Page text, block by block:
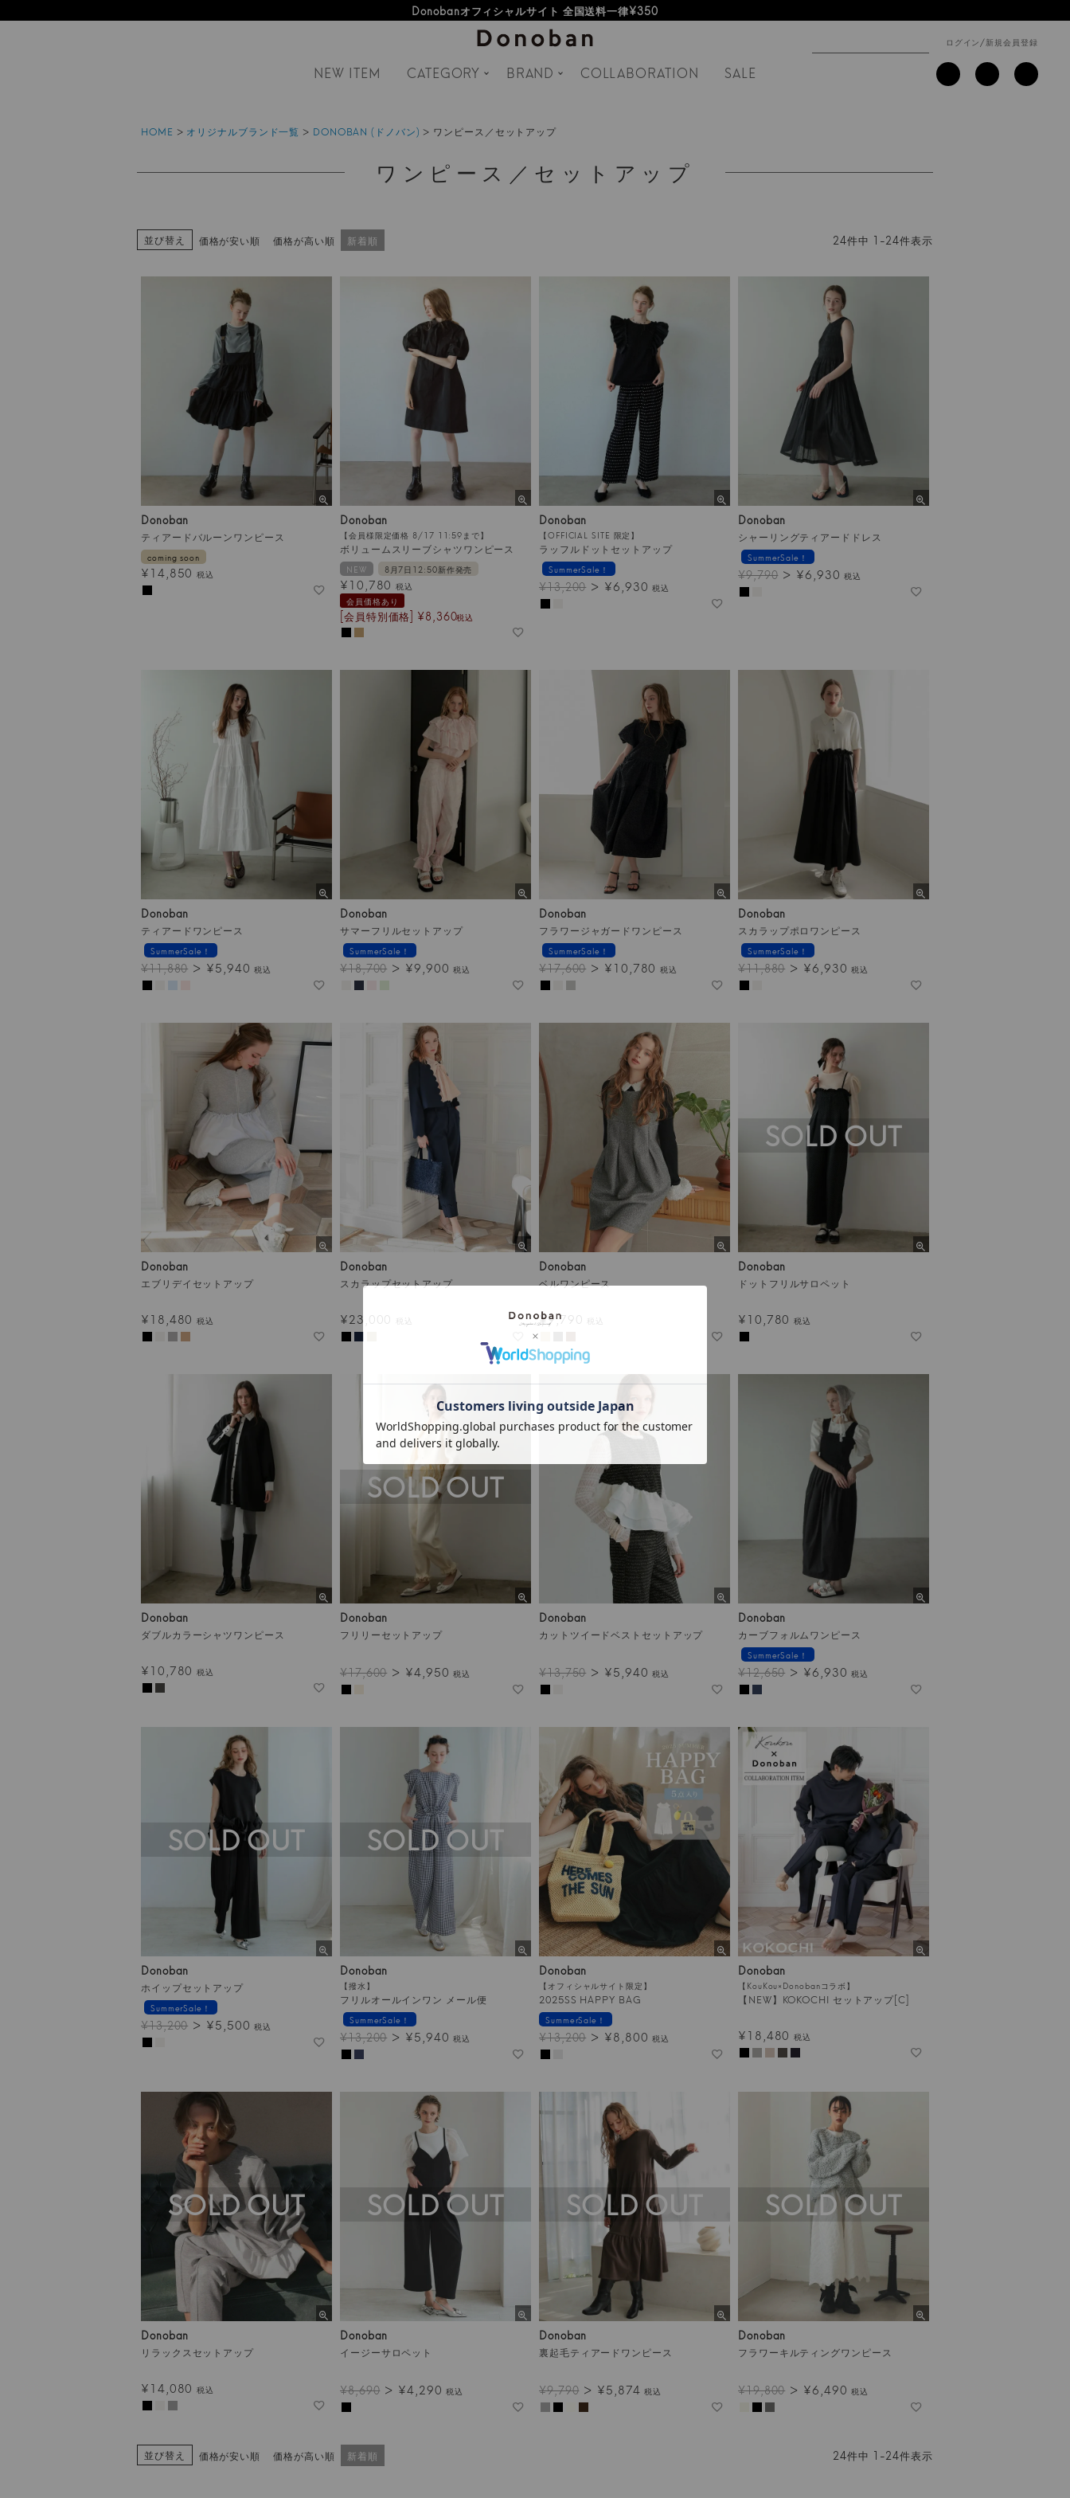
Donobanオフィシャルサイト 全国送料一律¥350
オフィシャルサイト新規会員登録特典 500ポイントプレゼント
ログイン/新規会員登録
NEW ITEM CATEGORY BRAND COLLABORATION SALE
HOME オリジナルブランド一覧 DONOBAN (ドノバン) ワンピース／セットアップ
ワンピース／セットアップ
並び替え 価格が安い順 価格が高い順 新着順 24件中 1 -24件表示
Donoban
ティアードバルーンワンピース
coming soon
¥14,850 税込
Donoban
【会員様限定価格 8/17 11:59まで】
ボリュームスリーブシャツワンピース
NEW 8月7日12:50新作発売
¥10,780 税込
会員価格あり
[会員特別価格] ¥8,360税込
Donoban
【OFFICIAL SITE 限定】
ラッフルドットセットアップ
SummerSale！
¥13,200 ¥6,930 税込
Donoban
シャーリングティアードドレス
SummerSale！
¥9,790 ¥6,930 税込
Donoban
ティアードワンピース
SummerSale！
¥11,880 ¥5,940 税込
Donoban
サマーフリルセットアップ
SummerSale！
¥18,700 ¥9,900 税込
Donoban
フラワージャガードワンピース
SummerSale！
¥17,600 ¥10,780 税込
Donoban
スカラップポロワンピース
SummerSale！
¥11,880 ¥6,930 税込
Donoban
エブリデイセットアップ
¥18,480 税込
Donoban
スカラップセットアップ
¥23,000 税込
Donoban
ベルワンピース
¥9,790 税込
Donoban
ドットフリルサロペット
¥10,780 税込
SOLD OUT
Donoban
ダブルカラーシャツワンピース
¥10,780 税込
Donoban
フリリーセットアップ
¥17,600 ¥4,950 税込
SOLD OUT
Donoban
カットツイードベストセットアップ
¥13,750 ¥5,940 税込
Donoban
カーブフォルムワンピース
SummerSale！
¥12,650 ¥6,930 税込
Donoban
ホイップセットアップ
SummerSale！
¥13,200 ¥5,500 税込
SOLD OUT
Donoban
【撥水】
フリルオールインワン メール便
SummerSale！
¥13,200 ¥5,940 税込
SOLD OUT
Donoban
【オフィシャルサイト限定】
2025SS HAPPY BAG
SummerSale！
¥13,200 ¥8,800 税込
Donoban
【KouKou×Donobanコラボ】
【NEW】KOKOCHI セットアップ[C]
¥18,480 税込
Donoban
リラックスセットアップ
¥14,080 税込
SOLD OUT
Donoban
イージーサロペット
¥8,690 ¥4,290 税込
SOLD OUT
Donoban
裏起毛ティアードワンピース
¥9,790 ¥5,874 税込
SOLD OUT
Donoban
フラワーキルティングワンピース
¥19,800 ¥6,490 税込
SOLD OUT
並び替え 価格が安い順 価格が高い順 新着順 24件中 1 -24件表示